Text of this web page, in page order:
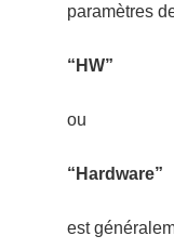
paramètres
“HW”
ou
“Hardware”
est